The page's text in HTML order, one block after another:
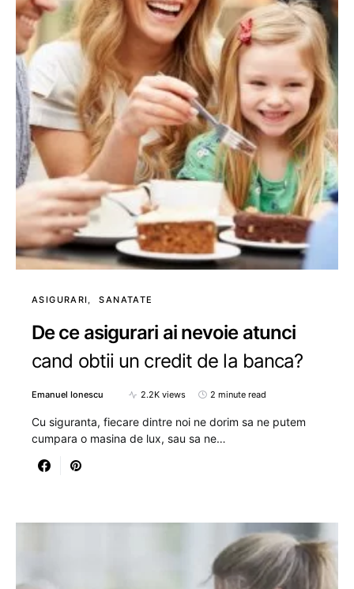
ASIGURARI SANATATE
De ce asigurari ai nevoie atunci
cand obtii un credit de la banca?
Emanuel Ionescu 2.2K views 2 minute read
Cu siguranta, fiecare dintre noi ne dorim sa ne putem
cumpara o masina de lux, sau sa ne…